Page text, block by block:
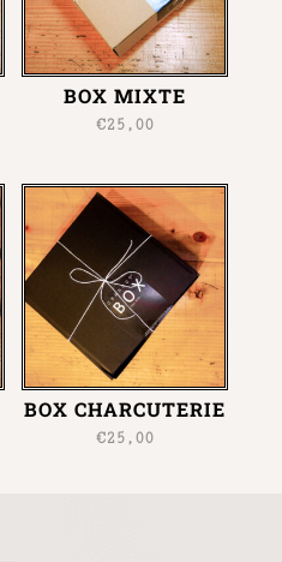
BOX MIXTE
€25,00
BOX CHARCUTERIE
€25,00